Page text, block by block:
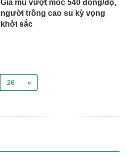
Giá mủ vượt mốc 540 đồng/độ,
người trồng cao su kỳ vọng
khởi sắc
26 »